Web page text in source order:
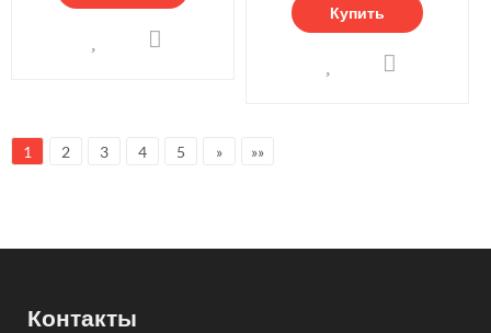
Купить
1 2 3 4 5 » »»
Контакты